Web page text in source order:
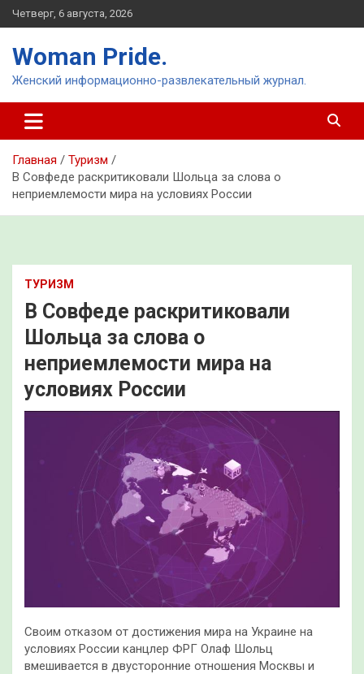
Перейти
к
Четверг, 6 августа, 2026
Woman Pride.
Женский информационно-развлекательный журнал.
Главная
Туризм
В Совфеде раскритиковали Шольца за слова о
неприемлемости мира на условиях России
ТУРИЗМ
В Совфеде раскритиковали
Шольца за слова о
неприемлемости мира на
условиях России
Своим отказом от достижения мира на Украине на
условиях России канцлер ФРГ Олаф Шольц
вмешивается в двусторонние отношения Москвы и